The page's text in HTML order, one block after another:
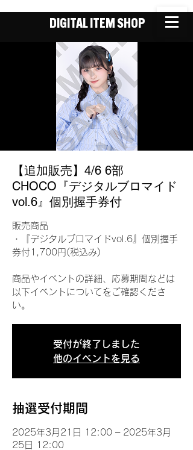
DIGITAL ITEM SHOP
【追加販売】4/6 6部
CHOCO『デジタルブロマイド
vol.6』個別握手券付
販売商品
・『デジタルブロマイドvol.6』個別握手
券付1,700円(税込み)
商品やイベントの詳細、応募期間などは
以下イベントについてをご確認くださ
い。
受付が終了しました
他のイベントを見る
抽選受付期間
2025年3月21日 12:00 – 2025年3月
25日 12:00